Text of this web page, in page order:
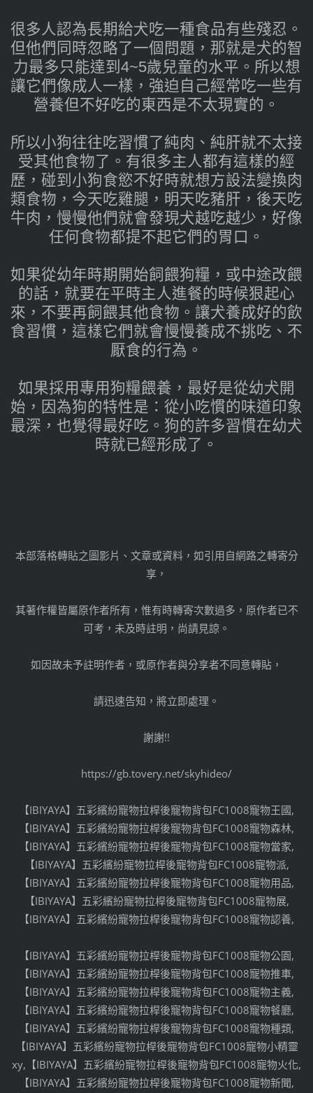
很多人認為長期給犬吃一種食品有些殘忍。
但他們同時忽略了一個問題，那就是犬的智
力最多只能達到4~5歲兒童的水平。所以想
讓它們像成人一樣，強迫自己經常吃一些有
營養但不好吃的東西是不太現實的。
所以小狗往往吃習慣了純肉、純肝就不太接
受其他食物了。有很多主人都有這樣的經
歷，碰到小狗食慾不好時就想方設法變換肉
類食物，今天吃雞腿，明天吃豬肝，後天吃
牛肉，慢慢他們就會發現犬越吃越少，好像
任何食物都提不起它們的胃口。
如果從幼年時期開始飼餵狗糧，或中途改餵
的話，就要在平時主人進餐的時候狠起心
來，不要再飼餵其他食物。讓犬養成好的飲
食習慣，這樣它們就會慢慢養成不挑吃、不
厭食的行為。
如果採用專用狗糧餵養，最好是從幼犬開
始，因為狗的特性是：從小吃慣的味道印象
最深，也覺得最好吃。狗的許多習慣在幼犬
時就已經形成了。
本部落格轉貼之圖影片、文章或資料，如引用自網路之轉寄分
享，
其著作權皆屬原作者所有，惟有時轉寄次數過多，原作者已不
可考，未及時註明，尚請見諒。
如因故未予註明作者，或原作者與分享者不同意轉貼，
請迅速告知，將立即處理。
謝謝!!
https://gb.tovery.net/skyhideo/
【IBIYAYA】五彩繽紛寵物拉桿後寵物背包FC1008寵物王國,
【IBIYAYA】五彩繽紛寵物拉桿後寵物背包FC1008寵物森林,
【IBIYAYA】五彩繽紛寵物拉桿後寵物背包FC1008寵物當家,
【IBIYAYA】五彩繽紛寵物拉桿後寵物背包FC1008寵物派,
【IBIYAYA】五彩繽紛寵物拉桿後寵物背包FC1008寵物用品,
【IBIYAYA】五彩繽紛寵物拉桿後寵物背包FC1008寵物展,
【IBIYAYA】五彩繽紛寵物拉桿後寵物背包FC1008寵物認養,
【IBIYAYA】五彩繽紛寵物拉桿後寵物背包FC1008寵物公園,
【IBIYAYA】五彩繽紛寵物拉桿後寵物背包FC1008寵物推車,
【IBIYAYA】五彩繽紛寵物拉桿後寵物背包FC1008寵物主義,
【IBIYAYA】五彩繽紛寵物拉桿後寵物背包FC1008寵物餐廳,
【IBIYAYA】五彩繽紛寵物拉桿後寵物背包FC1008寵物種類,
【IBIYAYA】五彩繽紛寵物拉桿後寵物背包FC1008寵物小精靈
xy,【IBIYAYA】五彩繽紛寵物拉桿後寵物背包FC1008寵物火化,
【IBIYAYA】五彩繽紛寵物拉桿後寵物背包FC1008寵物新聞,